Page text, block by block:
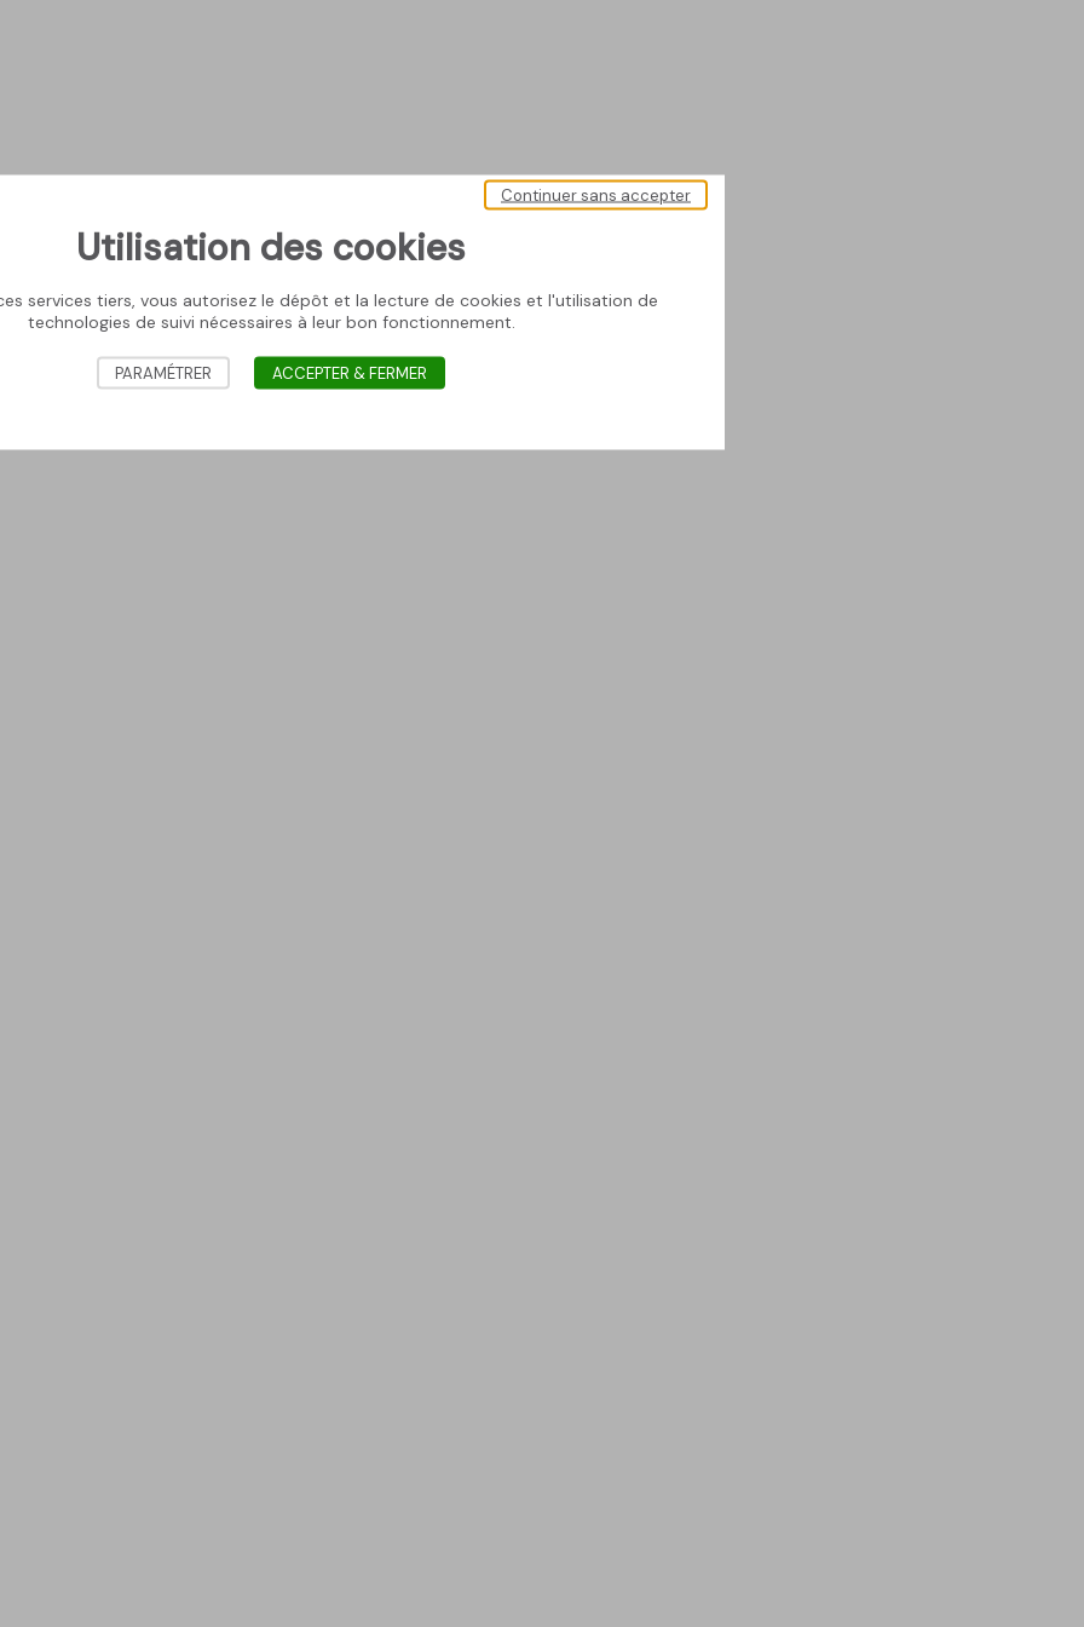
Utilisation des cookies
services tiers, vous autorisez le dépôt et la lecture de cookies et l'utilisation de
technologies de suivi nécessaires à leur bon fonctionnement.
Continuer sans accepter
PARAMÉTRER ACCEPTER & FERMER